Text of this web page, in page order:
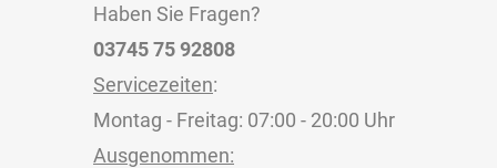
Haben Sie Fragen?
03745 75 92808
Servicezeiten:
Montag - Freitag: 07:00 - 20:00 Uhr
Ausgenommen: